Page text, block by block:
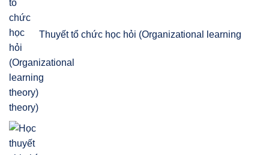
Thuyết tổ chức học hỏi (Organizational learning
theory)